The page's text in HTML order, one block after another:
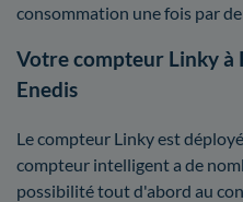
consommation une fois par
Votre compteur Linky à
Enedis
Le compteur Linky est
compteur intelligent a de
possibilité tout d'abord au